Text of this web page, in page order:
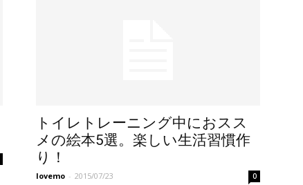
トイレトレーニング中におスス
メの絵本5選。楽しい生活習慣作
り！
lovemo - 2015/07/23 0